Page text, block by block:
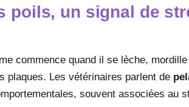
poils, un signal de
commence quand il se lèche,
plaques. Les vétérinaires parlent de
souvent associées au